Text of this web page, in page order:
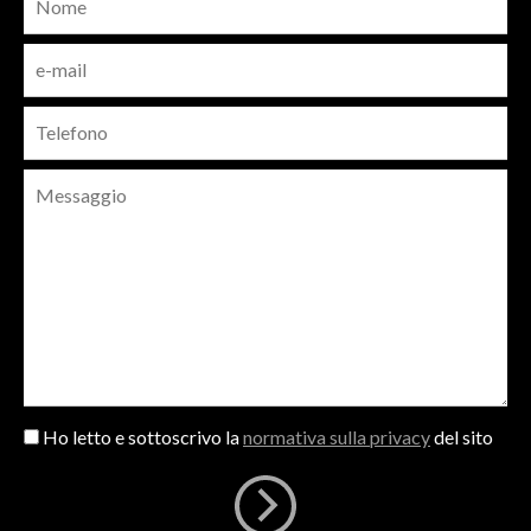
Ho letto e sottoscrivo lanormativa sulla privacydel sito